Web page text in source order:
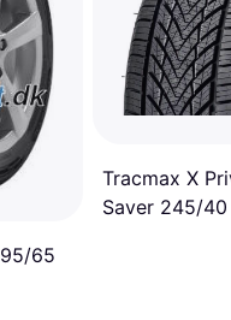
65
Tracmax X
Saver 245/40